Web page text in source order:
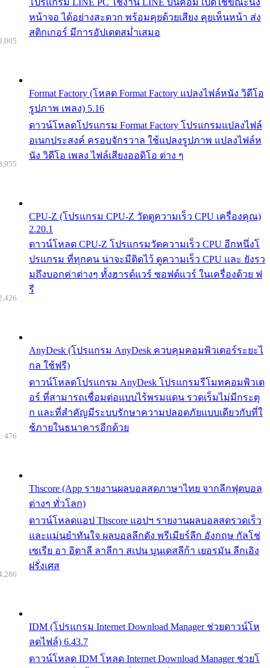
โปรแกรม LINE PC ใช้งาน LINE บนคอม เปิดใช้ขณะนั่ง
หน้าจอ ได้อย่างสะดวก พร้อมคุยด้วยเสียง คุยเห็นหน้า ส่ง
สติกเกอร์ มีการอัปเดตสม่ำเสมอ
Format Factory (โหลด Format Factory แปลงไฟล์หนัง วิดีโอ
รูปภาพ เพลง) 5.16
ดาวน์โหลดโปรแกรม Format Factory โปรแกรมแปลงไฟล์
อเนกประสงค์ ครอบจักรวาล ใช้แปลงรูปภาพ แปลงไฟล์ห
นัง วิดีโอ เพลง ไฟล์เสียงออดิโอ ต่าง ๆ
CPU-Z (โปรแกรม CPU-Z วัดดูความเร็ว CPU เครื่องคุณ)
2.20.1
ดาวน์โหลด CPU-Z โปรแกรมวัดความเร็ว CPU อีกหนึ่งโ
ปรแกรม ที่ทุกคน น่าจะมีติดไว้ ดูความเร็ว CPU และ ยังรว
มถึงบอกค่าต่างๆ ทั้งฮารด์แวร์ ซอฟต์แวร์ ในเครื่องด้วย ฟ
รี
AnyDesk (โปรแกรม AnyDesk ควบคุมคอมพิวเตอร์ระยะไ
กล ใช้ฟรี)
ดาวน์โหลดโปรแกรม AnyDesk โปรแกรมรีโมทคอมพิวเต
อร์ ที่สามารถเชื่อมต่อแบบไร้พรมแดน รวดเร็มไม่มีกระตุ
ก และที่สำคัญมีระบบรักษาความปลอดภัยแบบเดียวกับที่ใ
ช้ภายในธนาคารอีกด้วย
Thscore (App รายงานผลบอลสดภาษาไทย จากลีกฟุตบอล
ต่างๆ ทั่วโลก)
ดาวน์โหลดแอป Thscore แอปฯ รายงานผลบอลสดรวดเร็ว
และแม่นยำทันใจ ผลบอลลีกดัง พรีเมียร์ลีก อังกฤษ กัลโช่
เซเรีย อา อิตาลี ลาลีกา สเปน บุนเดสลีก้า เยอรมัน ลีกเอิง
ฝรั่งเศส
476
IDM (โปรแกรม Internet Download Manager ช่วยดาวน์โห
ลดไฟล์) 6.43.7
ดาวน์โหลด IDM โหลด Internet Download Manager ช่วยโ